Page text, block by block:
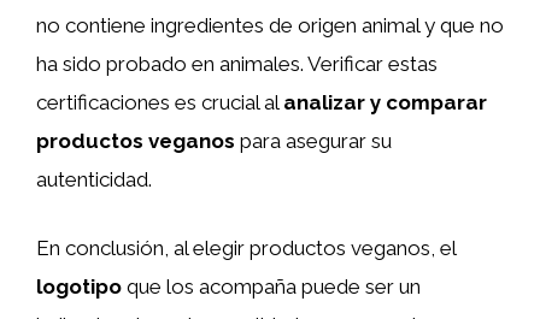
no contiene ingredientes de origen animal y que no
ha sido probado en animales. Verificar estas
certificaciones es crucial al analizar y comparar
productos veganos para asegurar su
autenticidad.
En conclusión, al elegir productos veganos, el
logotipo que los acompaña puede ser un